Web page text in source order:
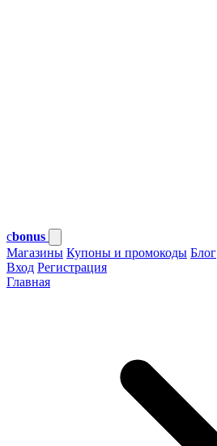
cbonus
Магазины Купоны и промокоды Блог
Вход Регистрация
Главная